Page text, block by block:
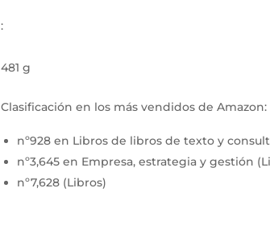
:
481 g
Clasificación en los más vendidos de Amazon:
nº928 en Libros de libros de texto y
nº3,645 en Empresa, estrategia y gestión
nº7,628 (Libros)